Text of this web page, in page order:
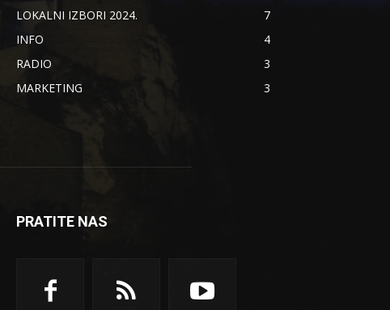
LOKALNI IZBORI 2024.
7
INFO
4
RADIO
3
MARKETING
3
PRATITE NAS